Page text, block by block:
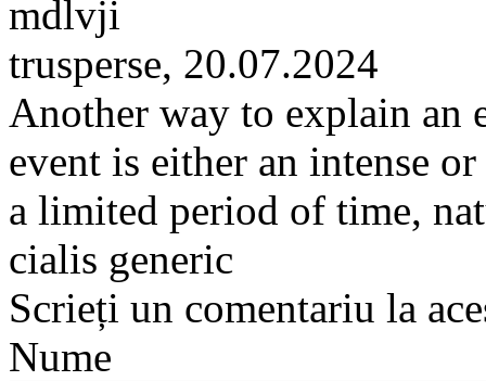
mdlvji
trusperse, 20.07.2024
Another way to explain an
event is either an intense
a limited period of time,
cialis generic
Scrieți un comentariu la
Nume